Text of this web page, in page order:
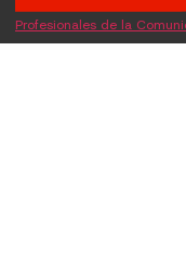
Profesionales de la